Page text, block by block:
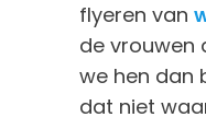
flyeren van
de vrouwen
we hen dan
dat niet